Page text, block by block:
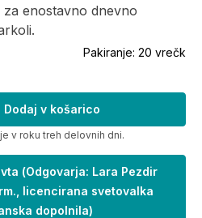
enostavno dnevno
Pakiranje: 20 vrečk
Dodaj v košarico
v roku treh delovnih dni.
(Odgovarja: Lara Pezdir
licencirana svetovalka
dopolnila)